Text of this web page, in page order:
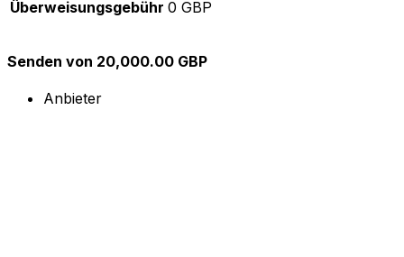
Überweisungsgebühr 0 GBP
Senden von 20,000.00 GBP
Anbieter